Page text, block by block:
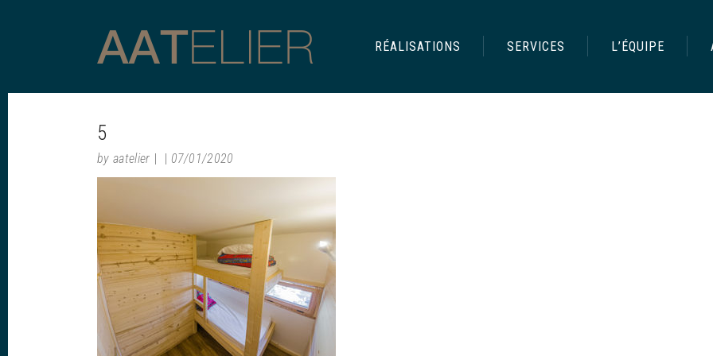
RÉALISATIONS SERVICES L’ÉQUIPE
5
by aatelier 07/01/2020